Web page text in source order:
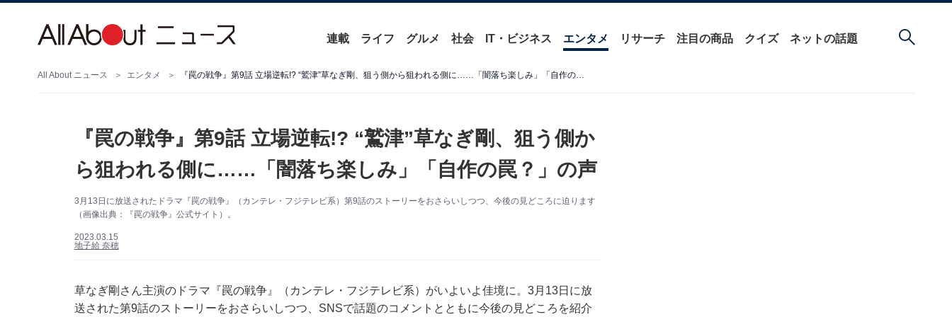
連載 ライフ グルメ 社会 IT・ビジネス エンタメ リサーチ 注目の商品 クイズ ネットの話題
All About ニュース エンタメ 『罠の戦争』第9話 立場逆転!? “鷲津”草なぎ剛、狙う側から狙われる側に……「闇落ち楽しみ」「自作の罠？」の声
『罠の戦争』第9話 立場逆転!? “鷲津”草なぎ剛、狙う側か
ら狙われる側に……「闇落ち楽しみ」「自作の罠？」の声
3月13日に放送されたドラマ『罠の戦争』（カンテレ・フジテレビ系）第9話のストーリーをおさらいしつつ、今後の見どころに迫ります
（画像出典：『罠の戦争』公式サイト）。
2023.03.15
地子給 奈穂
草なぎ剛さん主演のドラマ『罠の戦争』（カンテレ・フジテレビ系）がいよいよ佳境に。3月13日に放
送された第9話のストーリーをおさらいしつつ、SNSで話題のコメントとともに今後の見どころを紹介